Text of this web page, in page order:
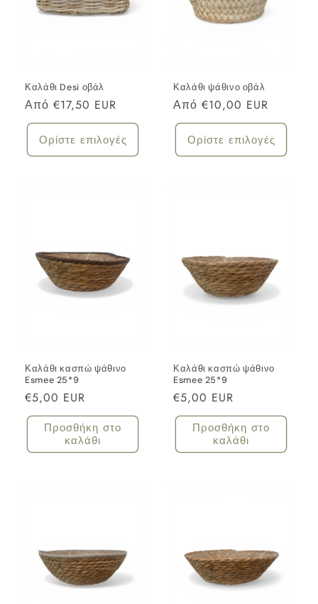
Καλάθι Desi οβάλ
Κανονική
τιμή
Από €17,50 EUR
Ορίστε επιλογές
Καλάθι ψάθινο οβάλ
Κανονική
τιμή
Από €10,00 EUR
Ορίστε επιλογές
Καλάθι κασπώ ψάθινο
Esmee 25*9
Κανονική
τιμή
€5,00 EUR
Προσθήκη στο
καλάθι
Καλάθι κασπώ ψάθινο
Esmee 25*9
Κανονική
τιμή
€5,00 EUR
Προσθήκη στο
καλάθι